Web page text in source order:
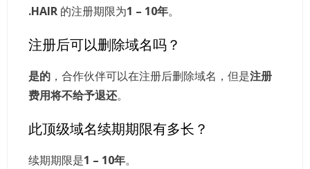
.HAIR 的注册期限为1 – 10年。
注册后可以删除域名吗？
是的 ，合作伙伴可以在注册后删除域名，但是注册
费用将不给予退还。
此顶级域名续期期限有多长？
续期期限是1 – 10年。